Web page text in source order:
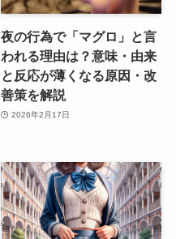
夜の行為で「マグロ」と言
われる理由は？意味・由来
と反応が薄くなる原因・改
善策を解説
2026年2月17日